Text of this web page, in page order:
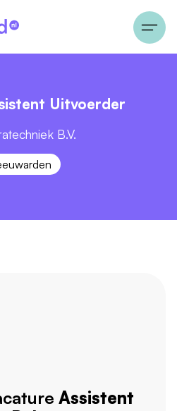
Uitvoerder
B.V.
Assistent